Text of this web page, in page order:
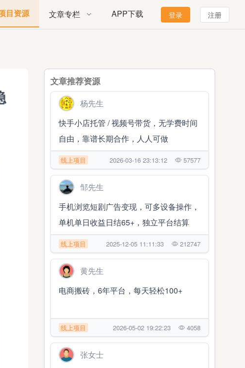
目资源 文章专栏 APP下载 登录 注册
文章推荐资源
杨先生
快手小店托管 / 视频号带货，无学费时间
自由，靠谱长期合作，人人可做
线上项目 2026-03-16 23:13:12 57577
邹先生
手机浏览短剧广告变现，可多设备操作，
单机单日收益日结65+，独立平台结算
线上项目 2025-12-05 11:11:33 212747
黄先生
电商搬砖，6年平台，每天轻松100+
线上项目 2026-05-02 19:22:23 4058
张女士